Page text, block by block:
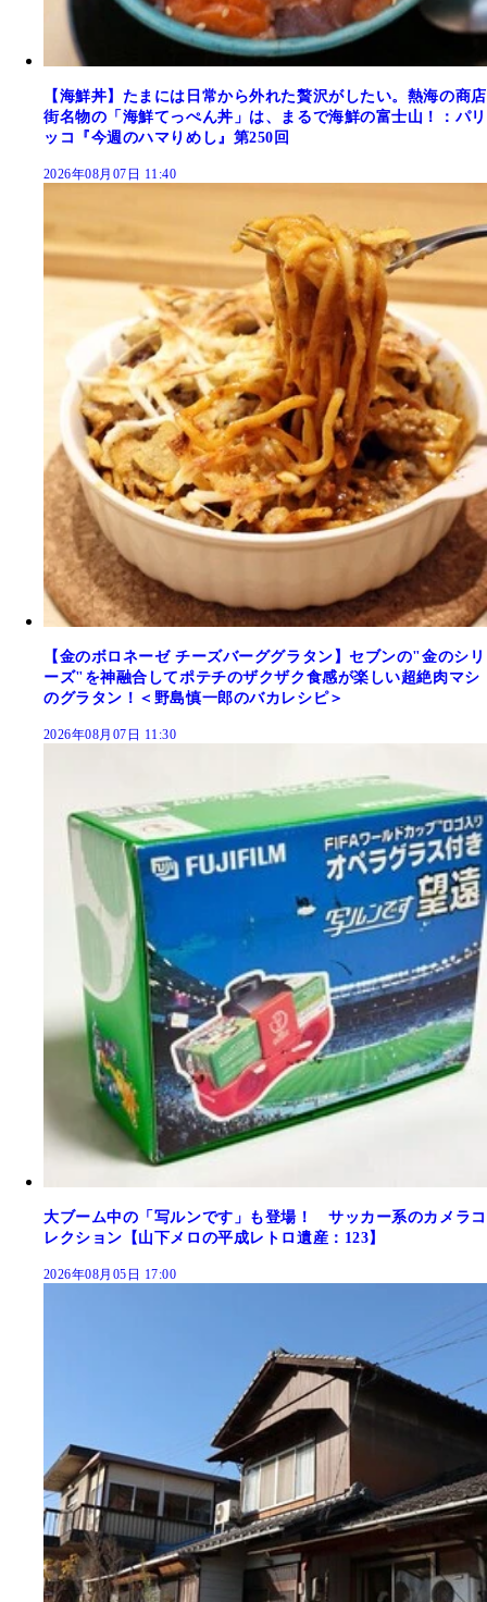
【海鮮丼】たまには日常から外れた贅沢がしたい。熱海の商店
街名物の「海鮮てっぺん丼」は、まるで海鮮の富士山！：パリ
ッコ『今週のハマりめし』第250回
2026年08月07日 11:40
【金のボロネーゼ チーズバーググラタン】セブンの"金のシリ
ーズ"を神融合してポテチのザクザク食感が楽しい超絶肉マシ
のグラタン！＜野島慎一郎のバカレシピ＞
2026年08月07日 11:30
大ブーム中の「写ルンです」も登場！ サッカー系のカメラコ
レクション【山下メロの平成レトロ遺産：123】
2026年08月05日 17:00